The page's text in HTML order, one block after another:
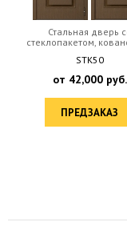
Стальная дверь
стеклопакетом,
STK50
от 42,000руб.
ПРЕДЗАКАЗ